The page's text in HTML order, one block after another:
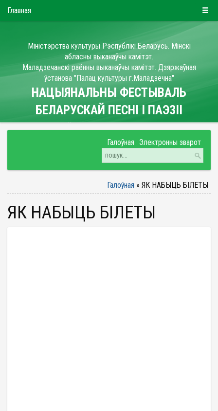
Пятница, 7 августа 2026 ENG
Міністэрства культуры Рэспублікі Беларусь. Мінскі
абласны выканаўчы камітэт.
Маладзечанскі раённы выканаўчы камітэт. Дзяржаўная
ўстанова "Палац культуры г.Маладзечна"
НАЦЫЯНАЛЬНЫ ФЕСТЫВАЛЬ
БЕЛАРУСКАЙ ПЕСНІ І ПАЭЗІІ
“МАЛАДЗЕЧНА”
Галоўная электронны зварот
Галоўная » ЯК НАБЫЦЬ БІЛЕТЫ
ЯК НАБЫЦЬ БІЛЕТЫ
Главная